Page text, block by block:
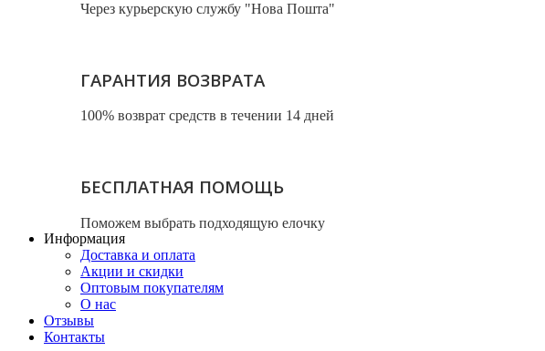
Через курьерскую службу "Нова Пошта"
ГАРАНТИЯ ВОЗВРАТА
100% возврат средств в течении 14 дней
БЕСПЛАТНАЯ ПОМОЩЬ
Поможем выбрать подходящую елочку
Информация
Доставка и оплата
Акции и скидки
Оптовым покупателям
О нас
Отзывы
Контакты